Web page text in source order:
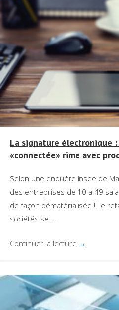
La signature électronique
«connectée» rime avec
Selon une enquête Insee de
des entreprises de 10 à 49
de façon dématérialisée ! Le
sociétés se ...
Continuer la lecture →